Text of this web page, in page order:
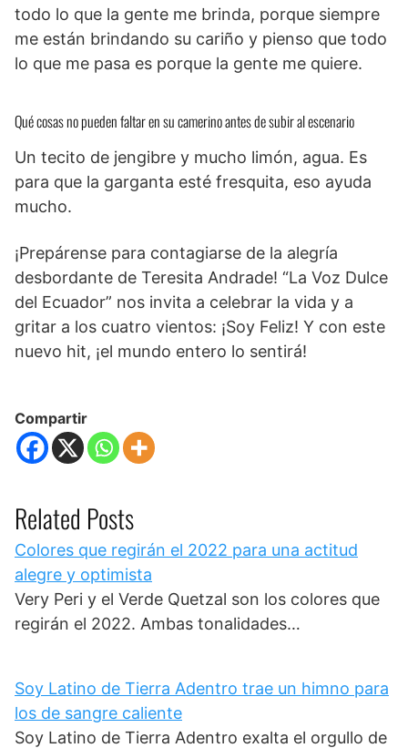
todo lo que la gente me brinda, porque siempre
me están brindando su cariño y pienso que todo
lo que me pasa es porque la gente me quiere.
Qué cosas no pueden faltar en su camerino antes de subir al escenario
Un tecito de jengibre y mucho limón, agua. Es
para que la garganta esté fresquita, eso ayuda
mucho.
¡Prepárense para contagiarse de la alegría
desbordante de Teresita Andrade! “La Voz Dulce
del Ecuador” nos invita a celebrar la vida y a
gritar a los cuatro vientos: ¡Soy Feliz! Y con este
nuevo hit, ¡el mundo entero lo sentirá!
Compartir
Related Posts
Colores que regirán el 2022 para una actitud
alegre y optimista
Very Peri y el Verde Quetzal son los colores que
regirán el 2022. Ambas tonalidades…
Soy Latino de Tierra Adentro trae un himno para
los de sangre caliente
Soy Latino de Tierra Adentro exalta el orgullo de